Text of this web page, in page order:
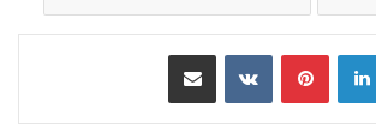
LinkedIn
Pinterest
VKontakteשתף בדואר אלקטרוני